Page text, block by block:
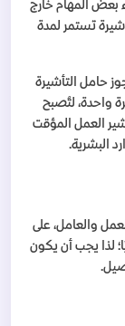
بعض المهام خارج
تستمر لمدة
حامل التأشيرة
واحدة، لتُصبح
تأشير العمل المؤقت
البشرية.
والعامل، على
لذا يجب أن يكون